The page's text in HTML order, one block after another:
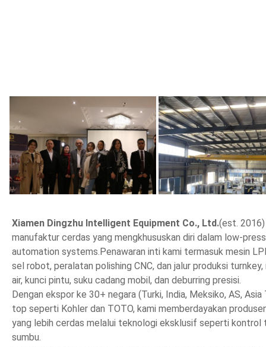
Xiamen Dingzhu Intelligent Equipment Co., Ltd.(est.
manufaktur cerdas yang mengkhususkan diri dalam low-
automation systems.Penawaran inti kami termasuk mesin
sel robot, peralatan polishing CNC, dan jalur produksi
air, kunci pintu, suku cadang mobil, dan deburring presisi.
Dengan ekspor ke 30+ negara (Turki, India, Meksiko, AS,
top seperti Kohler dan TOTO, kami memberdayakan
yang lebih cerdas melalui teknologi eksklusif seperti
sumbu.